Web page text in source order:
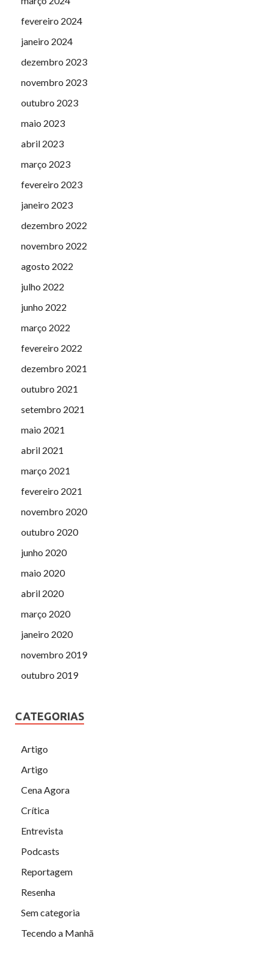
fevereiro 2024
janeiro 2024
dezembro 2023
novembro 2023
outubro 2023
maio 2023
abril 2023
março 2023
fevereiro 2023
janeiro 2023
dezembro 2022
novembro 2022
agosto 2022
julho 2022
junho 2022
março 2022
fevereiro 2022
dezembro 2021
outubro 2021
setembro 2021
maio 2021
abril 2021
março 2021
fevereiro 2021
novembro 2020
outubro 2020
junho 2020
maio 2020
abril 2020
março 2020
janeiro 2020
novembro 2019
outubro 2019
CATEGORIAS
Artigo
Artigo
Cena Agora
Crítica
Entrevista
Podcasts
Reportagem
Resenha
Sem categoria
Tecendo a Manhã